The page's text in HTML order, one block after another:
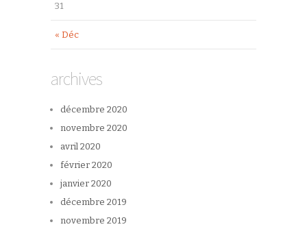
« Déc
31
archives
décembre 2020
novembre 2020
avril 2020
février 2020
janvier 2020
décembre 2019
novembre 2019